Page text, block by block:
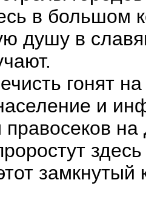
в большом
душу в
гонят
и